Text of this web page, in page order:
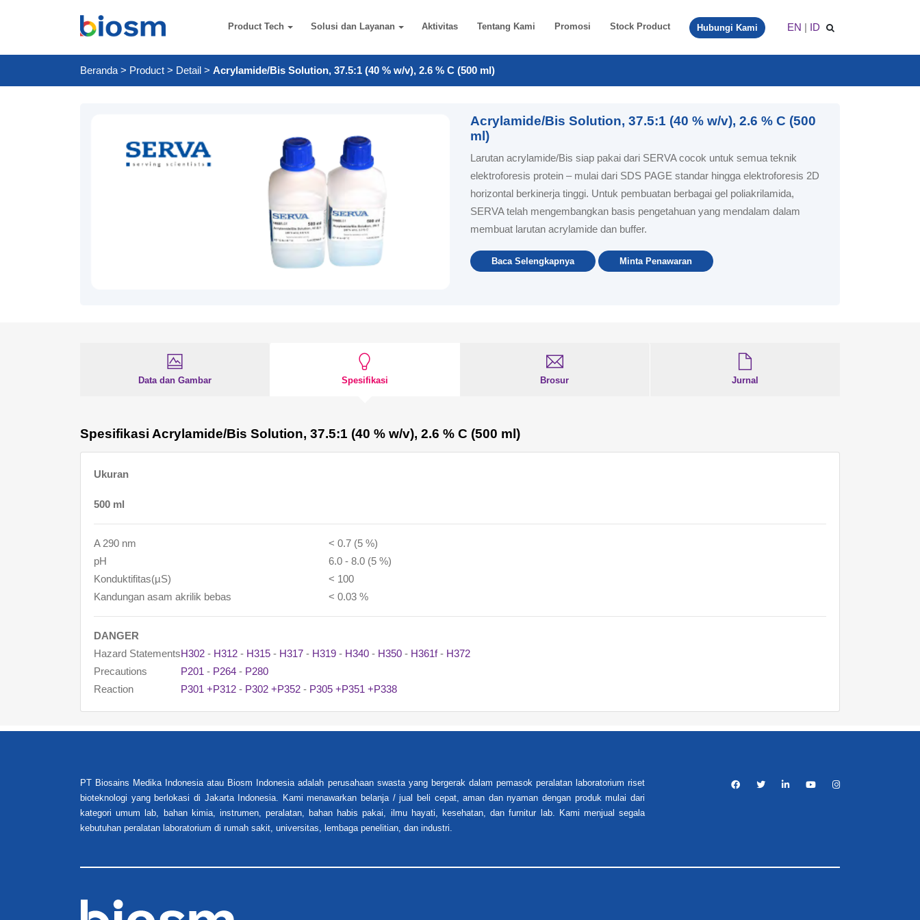
Product Tech Solusi dan Layanan Aktivitas Tentang Kami Promosi Stock Product Hubungi Kami EN | ID
Beranda > Product > Detail > Acrylamide/Bis Solution, 37.5:1 (40 % w/v), 2.6 % C (500 ml)
Acrylamide/Bis Solution, 37.5:1 (40 % w/v), 2.6 % C (500
ml)
Larutan acrylamide/Bis siap pakai dari SERVA cocok untuk semua teknik
elektroforesis protein – mulai dari SDS PAGE standar hingga elektroforesis 2D
horizontal berkinerja tinggi. Untuk pembuatan berbagai gel poliakrilamida,
SERVA telah mengembangkan basis pengetahuan yang mendalam dalam
membuat larutan acrylamide dan buffer.
Baca Selengkapnya Minta Penawaran
Data dan Gambar Spesifikasi Brosur Jurnal
Spesifikasi Acrylamide/Bis Solution, 37.5:1 (40 % w/v), 2.6 % C (500 ml)
Ukuran
500 ml
A 290 nm
< 0.7 (5 %)
pH
6.0 - 8.0 (5 %)
Konduktifitas(µS)
< 100
Kandungan asam akrilik bebas
< 0.03 %
DANGER
Hazard StatementsH302- H312- H315- H317- H319- H340- H350- H361f- H372
Precautions
P201 - P264- P280
Reaction
P301 +P312- P302 +P352- P305 +P351 +P338
PT Biosains Medika Indonesia atau Biosm Indonesia adalah perusahaan swasta yang bergerak dalam pemasok peralatan laboratorium riset
bioteknologi yang berlokasi di Jakarta Indonesia. Kami menawarkan belanja / jual beli cepat, aman dan nyaman dengan produk mulai dari
kategori umum lab, bahan kimia, instrumen, peralatan, bahan habis pakai, ilmu hayati, kesehatan, dan furnitur lab. Kami menjual segala
kebutuhan peralatan laboratorium di rumah sakit, universitas, lembaga penelitian, dan industri.